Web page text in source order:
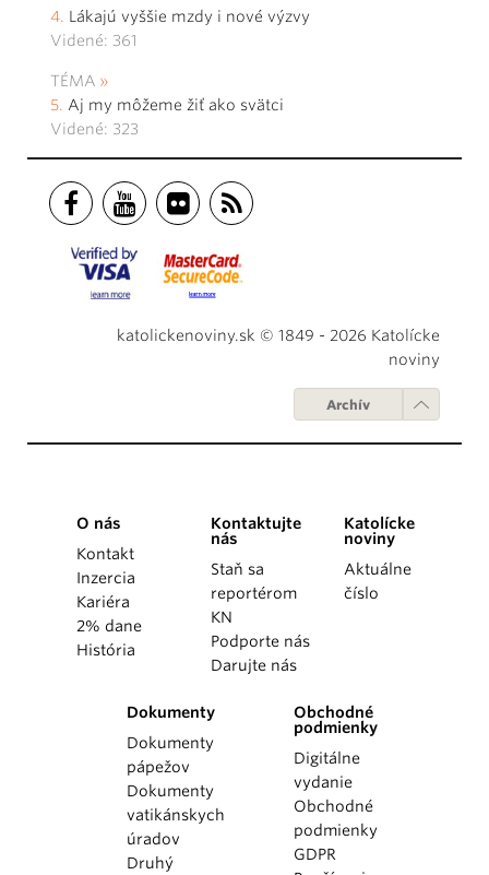
Lákajú vyššie mzdy i nové výzvy
Videné: 361
TÉMA
Aj my môžeme žiť ako svätci
Videné: 323
katolickenoviny.sk © 1849 - 2026 Katolícke
noviny
Archív
O nás
Kontakt
Inzercia
Kariéra
2% dane
História
Kontaktujte
nás
Staň sa
reportérom
KN
Podporte nás
Darujte nás
Katolícke
noviny
Aktuálne
číslo
Dokumenty
Dokumenty
pápežov
Dokumenty
vatikánskych
úradov
Druhý
Obchodné
podmienky
Digitálne
vydanie
Obchodné
podmienky
GDPR